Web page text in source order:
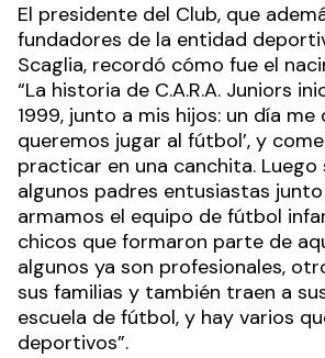
El presidente del Club, que
fundadores de la entidad
Scaglia, recordó cómo fue el
“La historia de C.A.R.A. Juniors
1999, junto a mis hijos: un día me
queremos jugar al fútbol’, y
practicar en una canchita. Luego
algunos padres entusiastas
armamos el equipo de fútbol
chicos que formaron parte de
algunos ya son profesionales,
sus familias y también traen a
escuela de fútbol, y hay varios
deportivos”.